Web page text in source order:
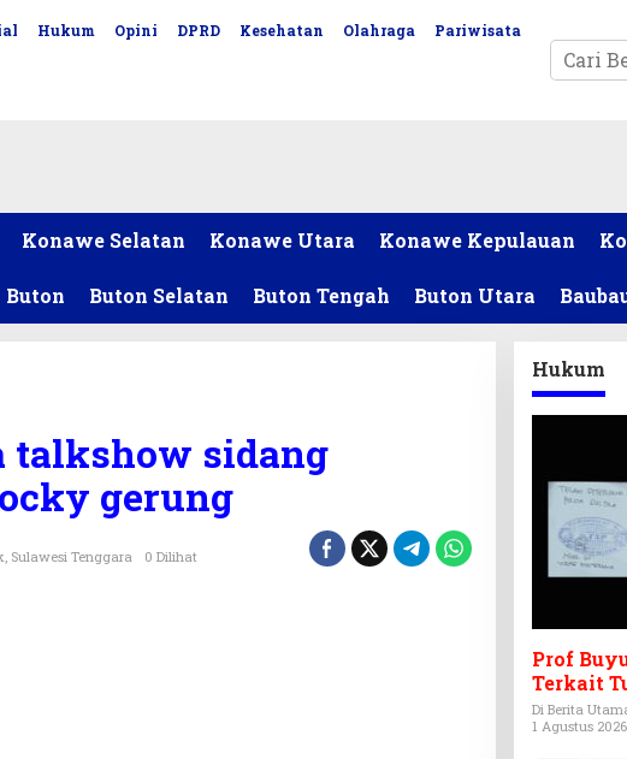
Hukum Opini DPRD Kesehatan Olahraga Pariwisata
Konawe Selatan Konawe Utara Konawe Kepulauan
Buton Buton Selatan Buton Tengah Buton Utara
talkshow sidang
gerung
, Sulawesi Tenggara 0 Dilihat
Hukum
Prof
Terkait
Ditagih
Di Berita
1 Agustus 2026